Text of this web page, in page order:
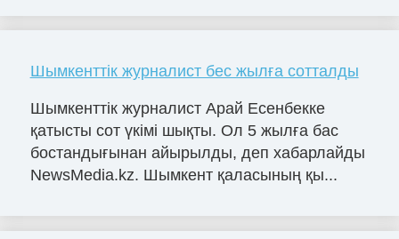
Шымкенттік журналист бес жылға сотталды
Шымкенттік журналист Арай Есенбекке
қатысты сот үкімі шықты. Ол 5 жылға бас
бостандығынан айырылды, деп хабарлайды
NewsMedia.kz. Шымкент қаласының қы...